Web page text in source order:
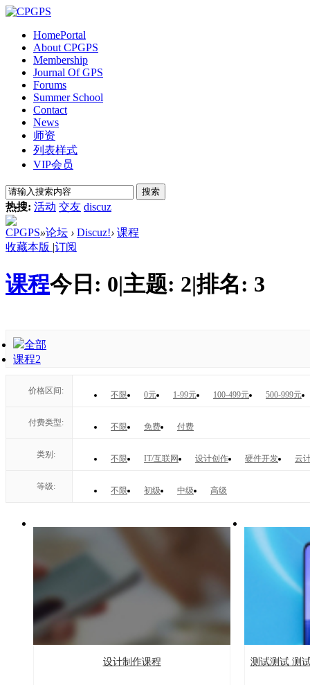
HomePortal
About CPGPS
Membership
Journal Of GPS
Forums
Summer School
Contact
News
师资
列表样式
VIP会员
搜索
热搜: 活动 交友 discuz
CPGPS»论坛 › Discuz!› 课程
收藏本版 |订阅
课程今日: 0|主题: 2|排名: 3
全部
课程2
价格区间: 不限 0元 1-99元 100-499元 500-999元
付费类型: 不限 免费 付费
类别: 不限 IT/互联网 设计创作 硬件开发 云
等级: 不限 初级 中级 高级
设计制作课程
测试测试 测